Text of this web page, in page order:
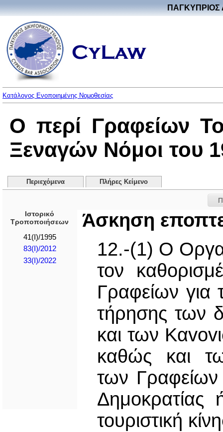
ΠΑΓΚΥΠΡΙΟΣ
Κατάλογος Ενοποιημένης Νομοθεσίας
Ο περί Γραφείων
Ξεναγών Νόμοι του
Περιεχόμενα Πλήρες Κείμενο
Ιστορικό
Τροποποιήσεων
41(I)/1995
83(I)/2012
33(I)/2022
Άσκηση
12.-(1) Ο
τον
Γραφείων
τήρησης των
και των
καθώς και
των
Δημοκρατίας
τουριστική